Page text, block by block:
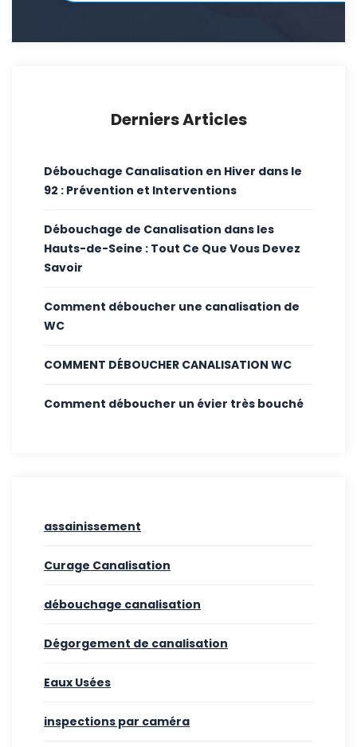
Derniers Articles
Débouchage Canalisation en Hiver dans le
92 : Prévention et Interventions
Débouchage de Canalisation dans les
Hauts-de-Seine : Tout Ce Que Vous Devez
Savoir
Comment déboucher une canalisation de
WC
COMMENT DÉBOUCHER CANALISATION WC
Comment déboucher un évier très bouché
assainissement
Curage Canalisation
débouchage canalisation
Dégorgement de canalisation
Eaux Usées
inspections par caméra